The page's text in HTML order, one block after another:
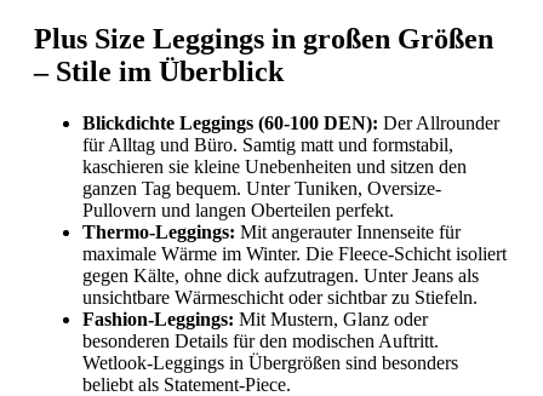
Plus Size Leggings in großen Größen
– Stile im Überblick
Blickdichte Leggings (60-100 DEN): Der Allrounder
für Alltag und Büro. Samtig matt und formstabil,
kaschieren sie kleine Unebenheiten und sitzen den
ganzen Tag bequem. Unter Tuniken, Oversize-
Pullovern und langen Oberteilen perfekt.
Thermo-Leggings: Mit angerauter Innenseite für
maximale Wärme im Winter. Die Fleece-Schicht isoliert
gegen Kälte, ohne dick aufzutragen. Unter Jeans als
unsichtbare Wärmeschicht oder sichtbar zu Stiefeln.
Fashion-Leggings: Mit Mustern, Glanz oder
besonderen Details für den modischen Auftritt.
Wetlook-Leggings in Übergrößen sind besonders
beliebt als Statement-Piece.